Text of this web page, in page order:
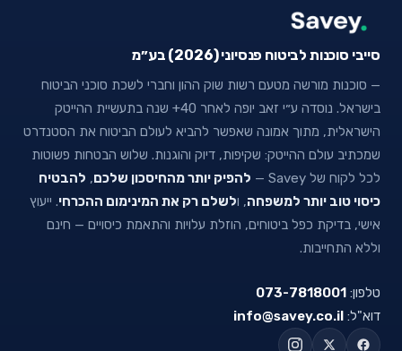
סייבי סוכנות לביטוח פנסיוני (2026) בע״מ
— סוכנות מורשה מטעם רשות שוק ההון וחברי לשכת סוכני הביטוח
בישראל. נוסדה ע״י זאב יופה לאחר 40+ שנה בתעשיית ההייטק
הישראלית, מתוך אמונה שאפשר להביא לעולם הביטוח את הסטנדרט
שמכתיב עולם ההייטק: שקיפות, דיוק והוגנות. שלוש הבטחות פשוטות
לכל לקוח של Savey —
להפיק יותר מהחיסכון שלכם, להבטיח
כיסוי טוב יותר למשפחה, ולשלם רק את המינימום ההכרחי. ייעוץ
אישי, בדיקת כפל ביטוחים, הוזלת עלויות והתאמת כיסויים — חינם
וללא התחייבות.
טלפון: 073-7818001
דוא"ל: info@savey.co.il